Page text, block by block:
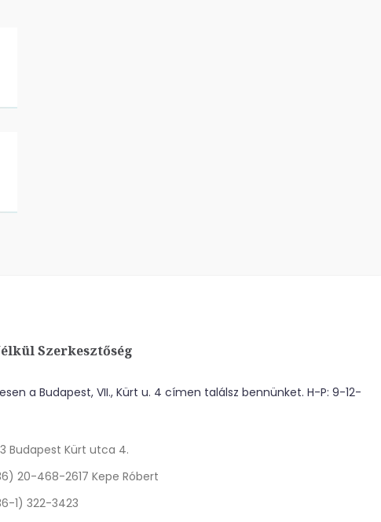
Szerkesztőség
a Budapest, VII., Kürt u. 4 címen találsz bennünket. H-P: 9-12-
Budapest Kürt utca 4.
20-468-2617 Kepe Róbert
1) 322-3423